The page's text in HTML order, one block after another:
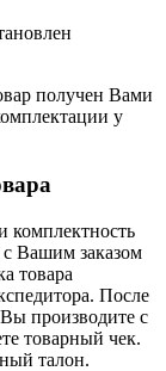
получен Вами
у
комплектность
с Вашим заказом
товара
После
производите с
товарный чек.
талон.